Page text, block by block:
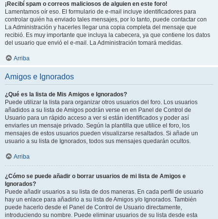
¡Recibí spam o correos maliciosos de alguien en este foro!
Lamentamos oír eso. El formulario de e-mail incluye identificadores para
controlar quién ha enviado tales mensajes, por lo tanto, puede contactar con
La Administración y hacerles llegar una copia completa del mensaje que
recibió. Es muy importante que incluya la cabecera, ya que contiene los datos
del usuario que envió el e-mail. La Administración tomará medidas.
Arriba
Amigos e Ignorados
¿Qué es la lista de Mis Amigos e Ignorados?
Puede utilizar la lista para organizar otros usuarios del foro. Los usuarios
añadidos a su lista de Amigos podrán verse en en Panel de Control de
Usuario para un rápido acceso a ver si están identificados y poder así
enviarles un mensaje privado. Según la plantilla que utilice el foro, los
mensajes de estos usuarios pueden visualizarse resaltados. Si añade un
usuario a su lista de Ignorados, todos sus mensajes quedarán ocultos.
Arriba
¿Cómo se puede añadir o borrar usuarios de mi lista de Amigos e
Ignorados?
Puede añadir usuarios a su lista de dos maneras. En cada perfil de usuario
hay un enlace para añadirlo a su lista de Amigos y/o Ignorados. También
puede hacerlo desde el Panel de Control de Usuario directamente,
introduciendo su nombre. Puede eliminar usuarios de su lista desde esta